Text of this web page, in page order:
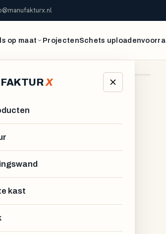
op maat ProjectenSchets uploaden
X
kast
X ↺ Resetten